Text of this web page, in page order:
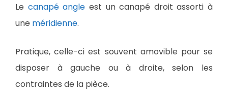
Le canapé angle est un canapé droit assorti à
une méridienne.
Pratique, celle-ci est souvent amovible pour se
disposer à gauche ou à droite, selon les
contraintes de la pièce.